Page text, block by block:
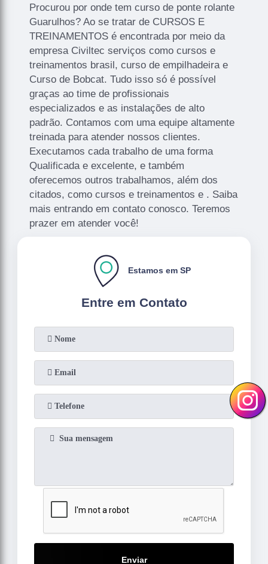
Procurou por onde tem curso de ponte rolante
Guarulhos? Ao se tratar de CURSOS E
TREINAMENTOS é encontrada por meio da
empresa Civiltec serviços como cursos e
treinamentos brasil, curso de empilhadeira e
Curso de Bobcat. Tudo isso só é possível
graças ao time de profissionais
especializados e as instalações de alto
padrão. Contamos com uma equipe altamente
treinada para atender nossos clientes.
Executamos cada trabalho de uma forma
Qualificada e excelente, e também
oferecemos outros trabalhamos, além dos
citados, como cursos e treinamentos e . Saiba
mais entrando em contato conosco. Teremos
prazer em atender você!
Entre em Contato
Estamos em SP
Enviar